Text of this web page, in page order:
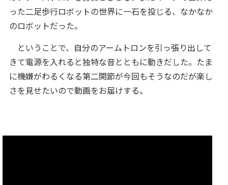
った二足歩行ロボットの世界に一石を投じる、なかなか
のロボットだった。
ということで、自分のアームトロンを引っ張り出して
きて電源を入れると独特な音とともに動きだした。たま
に機嫌がわるくなる第二関節が今回もそうなのだが楽し
さを見せたいので動画をお届けする。